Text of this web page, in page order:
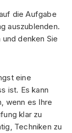
die Aufgabe
auszublenden.
denken Sie
eine
ist. Es kann
wenn es Ihre
klar zu
Techniken zu